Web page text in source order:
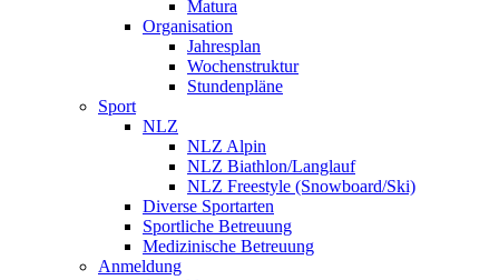
Matura
Organisation
Jahresplan
Wochenstruktur
Stundenpläne
Sport
NLZ
NLZ Alpin
NLZ Biathlon/Langlauf
NLZ Freestyle (Snowboard/Ski)
Diverse Sportarten
Sportliche Betreuung
Medizinische Betreuung
Anmeldung